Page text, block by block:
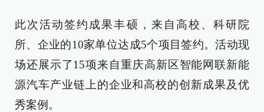
此次活动签约成果丰硕，来自高校、科研院
所、企业的10家单位达成5个项目签约。活动现
场还展示了15项来自重庆高新区智能网联新能
源汽车产业链上的企业和高校的创新成果及优
秀案例。